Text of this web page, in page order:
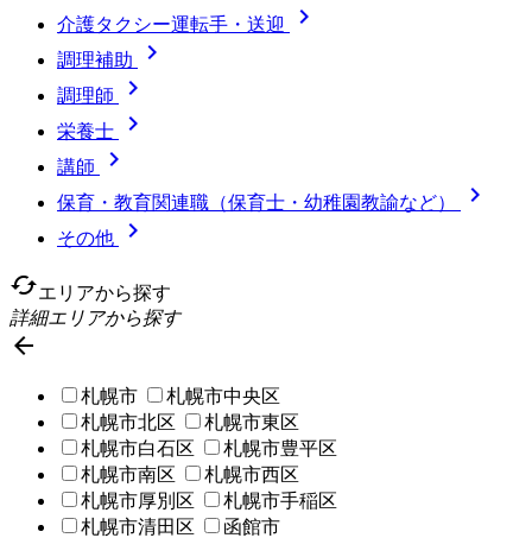
介護タクシー運転手・送迎 
調理補助 
調理師 
栄養士 
講師 
保育・教育関連職（保育士・幼稚園教諭など） 
その他

cachedエリアから探す
詳細エリアから探す

札幌市
札幌市中央区
札幌市北区
札幌市東区
札幌市白石区
札幌市豊平区
札幌市南区
札幌市西区
札幌市厚別区
札幌市手稲区
札幌市清田区
函館市